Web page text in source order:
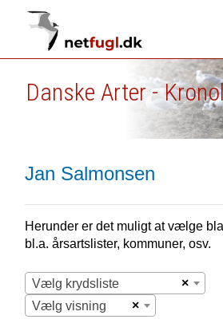
Danske Arter -
Jan Salmonsen
Herunder er det muligt at vælge
bl.a. årsartslister, kommuner, osv.
×
Vælg krydsliste
×
Vælg visning